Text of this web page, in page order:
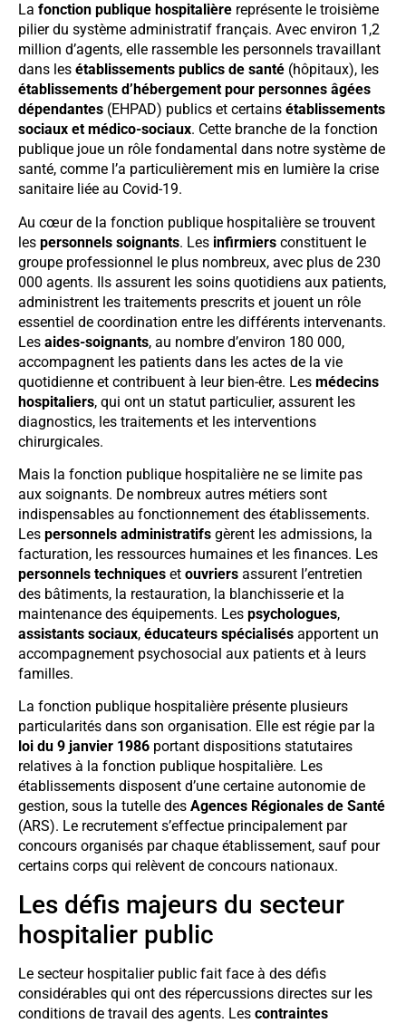
La fonction publique hospitalière représente le troisième
pilier du système administratif français. Avec environ 1,2
million d’agents, elle rassemble les personnels travaillant
dans les établissements publics de santé (hôpitaux), les
établissements d’hébergement pour personnes âgées
dépendantes (EHPAD) publics et certains établissements
sociaux et médico-sociaux. Cette branche de la fonction
publique joue un rôle fondamental dans notre système de
santé, comme l’a particulièrement mis en lumière la crise
sanitaire liée au Covid-19.
Au cœur de la fonction publique hospitalière se trouvent
les personnels soignants. Les infirmiers constituent le
groupe professionnel le plus nombreux, avec plus de 230
000 agents. Ils assurent les soins quotidiens aux patients,
administrent les traitements prescrits et jouent un rôle
essentiel de coordination entre les différents intervenants.
Les aides-soignants, au nombre d’environ 180 000,
accompagnent les patients dans les actes de la vie
quotidienne et contribuent à leur bien-être. Les médecins
hospitaliers, qui ont un statut particulier, assurent les
diagnostics, les traitements et les interventions
chirurgicales.
Mais la fonction publique hospitalière ne se limite pas
aux soignants. De nombreux autres métiers sont
indispensables au fonctionnement des établissements.
Les personnels administratifs gèrent les admissions, la
facturation, les ressources humaines et les finances. Les
personnels techniques et ouvriers assurent l’entretien
des bâtiments, la restauration, la blanchisserie et la
maintenance des équipements. Les psychologues,
assistants sociaux, éducateurs spécialisés apportent un
accompagnement psychosocial aux patients et à leurs
familles.
La fonction publique hospitalière présente plusieurs
particularités dans son organisation. Elle est régie par la
loi du 9 janvier 1986 portant dispositions statutaires
relatives à la fonction publique hospitalière. Les
établissements disposent d’une certaine autonomie de
gestion, sous la tutelle des Agences Régionales de Santé
(ARS). Le recrutement s’effectue principalement par
concours organisés par chaque établissement, sauf pour
certains corps qui relèvent de concours nationaux.
Les défis majeurs du secteur
hospitalier public
Le secteur hospitalier public fait face à des défis
considérables qui ont des répercussions directes sur les
conditions de travail des agents. Les contraintes